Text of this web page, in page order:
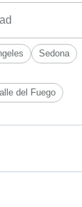
Sedona
del Fuego